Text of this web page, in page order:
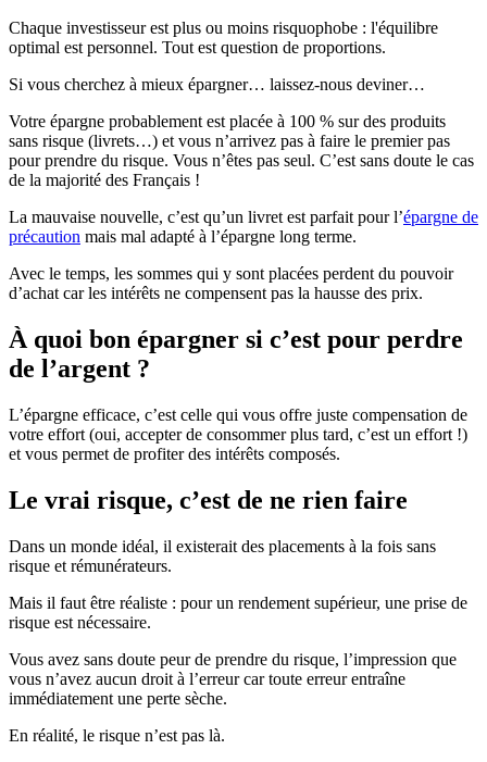
Chaque investisseur est plus ou moins risquophobe : l'équilibre
optimal est personnel. Tout est question de proportions.
Si vous cherchez à mieux épargner… laissez-nous deviner…
Votre épargne probablement est placée à 100 % sur des produits
sans risque (livrets…) et vous n’arrivez pas à faire le premier pas
pour prendre du risque. Vous n’êtes pas seul. C’est sans doute le cas
de la majorité des Français !
La mauvaise nouvelle, c’est qu’un livret est parfait pour l’épargne de
précaution mais mal adapté à l’épargne long terme.
Avec le temps, les sommes qui y sont placées perdent du pouvoir
d’achat car les intérêts ne compensent pas la hausse des prix.
À quoi bon épargner si c’est pour perdre
de l’argent ?
L’épargne efficace, c’est celle qui vous offre juste compensation de
votre effort (oui, accepter de consommer plus tard, c’est un effort !)
et vous permet de profiter des intérêts composés.
Le vrai risque, c’est de ne rien faire
Dans un monde idéal, il existerait des placements à la fois sans
risque et rémunérateurs.
Mais il faut être réaliste : pour un rendement supérieur, une prise de
risque est nécessaire.
Vous avez sans doute peur de prendre du risque, l’impression que
vous n’avez aucun droit à l’erreur car toute erreur entraîne
immédiatement une perte sèche.
En réalité, le risque n’est pas là.